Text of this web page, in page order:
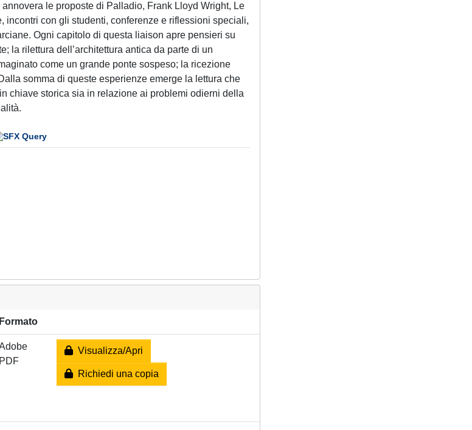
le proposte di Palladio, Frank Lloyd Wright, Le
incontri con gli studenti, conferenze e riflessioni speciali,
Ogni capitolo di questa liaison apre pensieri su
la rilettura dell’architettura antica da parte di un
come un grande ponte sospeso; la ricezione
somma di queste esperienze emerge la lettura che
chiave storica sia in relazione ai problemi odierni della
Formato
PDF
Visualizza/Apri
Richiedi una copia